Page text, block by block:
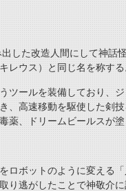
した改造人間にして神話
レウス）と同じ名を称する
ツールを装備しており、
、高速移動を駆使した剣
薬、ドリームビールスが塗
ロボットのように変える
り逃がしたことで神敬介